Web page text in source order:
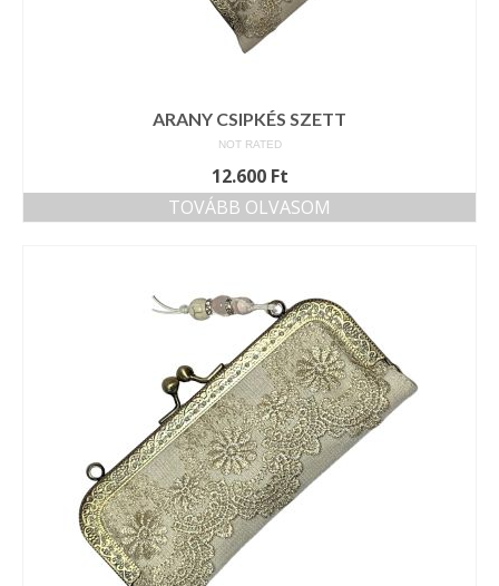
ARANY CSIPKÉS SZETT
NOT RATED
12.600 Ft
TOVÁBB OLVASOM